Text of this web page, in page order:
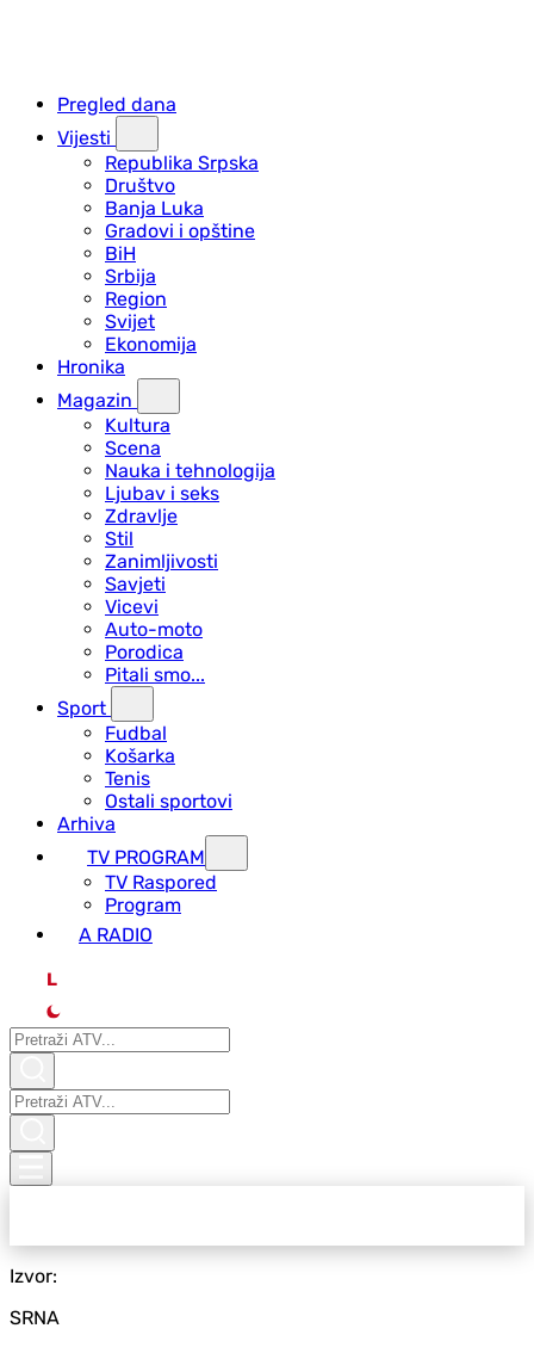
Pregled dana
Vijesti
Republika Srpska
Društvo
Banja Luka
Gradovi i opštine
BiH
Srbija
Region
Svijet
Ekonomija
Hronika
Magazin
Kultura
Scena
Nauka i tehnologija
Ljubav i seks
Zdravlje
Stil
Zanimljivosti
Savjeti
Vicevi
Auto-moto
Porodica
Pitali smo...
Sport
Fudbal
Košarka
Tenis
Ostali sportovi
Arhiva
TV PROGRAM
ТV Raspored
Program
A RADIO
L
Izvor:
SRNA